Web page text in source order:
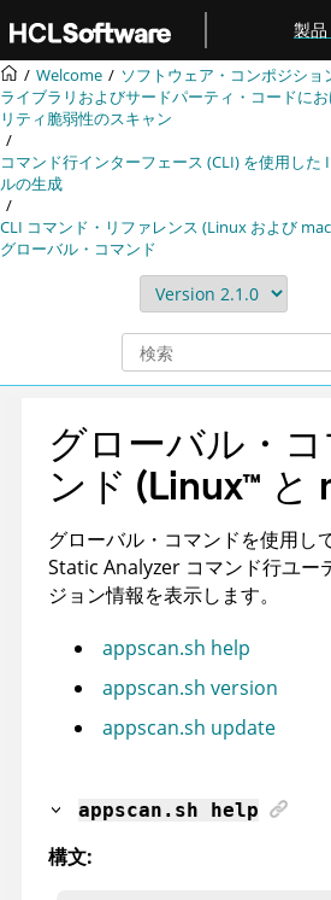
メインコンテンツにジャンプ
製品
Welcome
ソフトウェア・コンポジショ
ライブラリおよびサードパーティ・コードに
リティ脆弱性のスキャン
コマンド行インターフェース (CLI) を使用した
ルの生成
CLI コマンド・リファレンス (Linux および
グローバル・コマンド
グローバル・コ
ンド (Linux™ と
グローバル・コマンドを使用し
Static Analyzer コマンド行ユー
ジョン情報を表示します。
appscan.sh help
appscan.sh version
appscan.sh update
appscan .sh help
構文: